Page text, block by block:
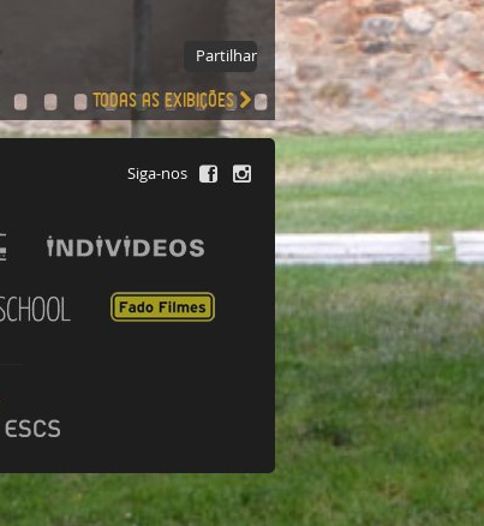
Partilhar
Todas as exibições
Siga-nos